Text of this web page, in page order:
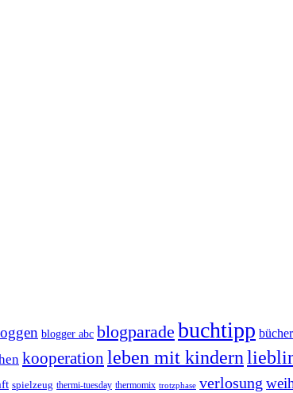
blogger abc blogparade buchtipp
kooperation leben mit kindern
spielzeug thermi-tuesday thermomix trotzphase verlosung